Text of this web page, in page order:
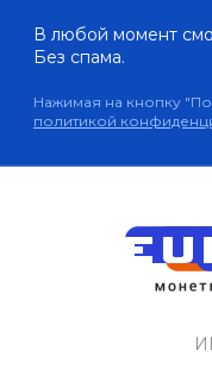
В любой момент
Без спама.
Нажимая на кнопку
политикой